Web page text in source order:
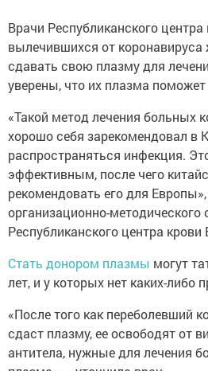
Врачи Республиканского центра
вылечившихся от коронавируса
сдавать свою плазму для
уверены, что их плазма поможет
«Такой метод лечения больных
хорошо себя зарекомендовал в
распространяться инфекция.
эффективным, после чего
рекомендовать его для
организационно-методического
Республиканского центра крови
Стать донором плазмы могут
лет, и у которых нет каких-либо
«После того как переболевший
сдаст плазму, ее освободят от
антитела, нужные для лечения